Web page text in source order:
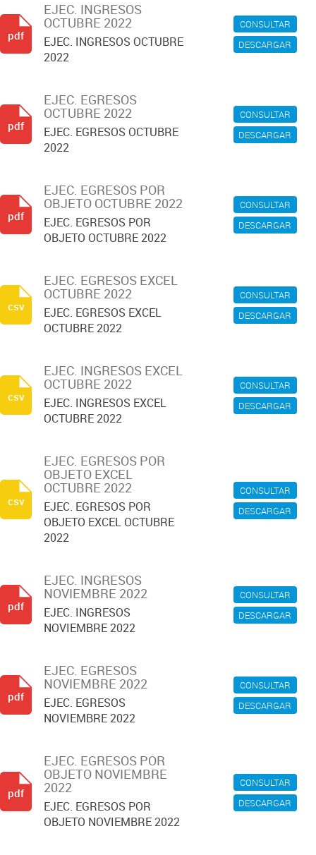
CONSULTAR
DESCARGAR
EJEC. INGRESOS
OCTUBRE 2022
EJEC. INGRESOS OCTUBRE
2022
pdf
CONSULTAR
DESCARGAR
EJEC. EGRESOS
OCTUBRE 2022
EJEC. EGRESOS OCTUBRE
2022
pdf
CONSULTAR
DESCARGAR
EJEC. EGRESOS POR
OBJETO OCTUBRE 2022
EJEC. EGRESOS POR
OBJETO OCTUBRE 2022
pdf
CONSULTAR
DESCARGAR
EJEC. EGRESOS EXCEL
OCTUBRE 2022
EJEC. EGRESOS EXCEL
OCTUBRE 2022
csv
CONSULTAR
DESCARGAR
EJEC. INGRESOS EXCEL
OCTUBRE 2022
EJEC. INGRESOS EXCEL
OCTUBRE 2022
csv
CONSULTAR
DESCARGAR
EJEC. EGRESOS POR
OBJETO EXCEL
OCTUBRE 2022
EJEC. EGRESOS POR
OBJETO EXCEL OCTUBRE
2022
csv
CONSULTAR
DESCARGAR
EJEC. INGRESOS
NOVIEMBRE 2022
EJEC. INGRESOS
NOVIEMBRE 2022
pdf
CONSULTAR
DESCARGAR
EJEC. EGRESOS
NOVIEMBRE 2022
EJEC. EGRESOS
NOVIEMBRE 2022
pdf
CONSULTAR
DESCARGAR
EJEC. EGRESOS POR
OBJETO NOVIEMBRE
2022
EJEC. EGRESOS POR
OBJETO NOVIEMBRE 2022
pdf